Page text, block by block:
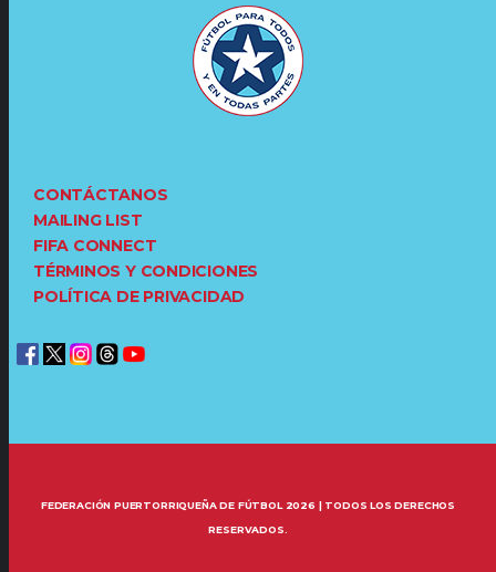
CONTÁCTANOS
MAILING LIST
FIFA CONNECT
TÉRMINOS Y CONDICIONES
POLÍTICA DE PRIVACIDAD
FEDERACIÓN PUERTORRIQUEÑA DE FÚTBOL 2026 | TODOS LOS DERECHOS
RESERVADOS.